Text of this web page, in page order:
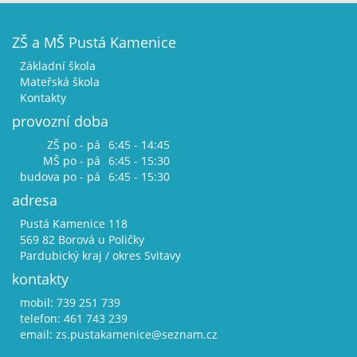
ZŠ a MŠ Pustá Kamenice
Základní škola
Mateřská škola
Kontakty
provozní doba
ZŠ po - pá 6:45 - 14:45
MŠ po - pá 6:45 - 15:30
budova po - pá 6:45 - 15:30
adresa
Pustá Kamenice 118
569 82 Borová u Poličky
Pardubický kraj / okres Svitavy
kontakty
mobil: 739 251 739
telefon: 461 743 239
email: zs.pustakamenice@seznam.cz